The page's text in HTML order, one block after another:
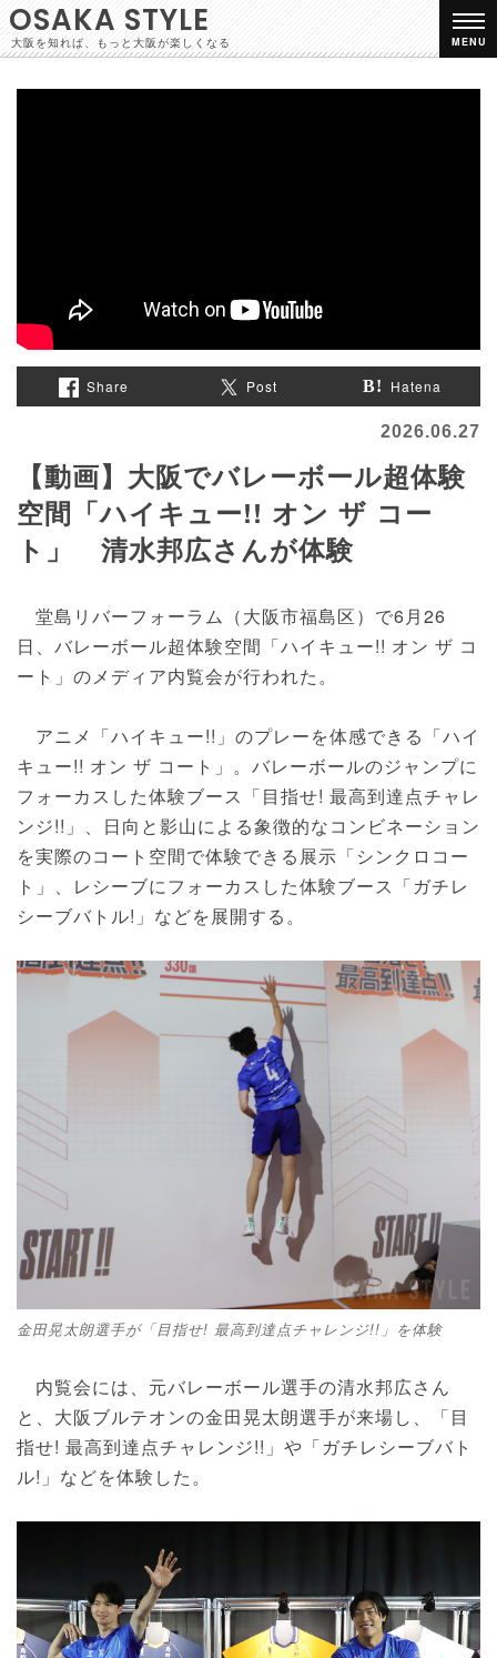
OSAKA STYLE
大阪を知れば、もっと大阪が楽しくなる MENU
Share Post Hatena
2026.06.27
【動画】大阪でバレーボール超体験
空間「ハイキュー!! オン ザ コー
ト」 清水邦広さんが体験
堂島リバーフォーラム（大阪市福島区）で6月26
日、バレーボール超体験空間「ハイキュー!! オン ザ コ
ート」のメディア内覧会が行われた。
アニメ「ハイキュー!!」のプレーを体感できる「ハイ
キュー!! オン ザ コート」。バレーボールのジャンプに
フォーカスした体験ブース「目指せ! 最高到達点チャレ
ンジ!!」、日向と影山による象徴的なコンビネーション
を実際のコート空間で体験できる展示「シンクロコー
ト」、レシーブにフォーカスした体験ブース「ガチレ
シーブバトル!」などを展開する。
金田晃太朗選手が「目指せ! 最高到達点チャレンジ!!」を体験
内覧会には、元バレーボール選手の清水邦広さん
と、大阪ブルテオンの金田晃太朗選手が来場し、「目
指せ! 最高到達点チャレンジ!!」や「ガチレシーブバト
ル!」などを体験した。